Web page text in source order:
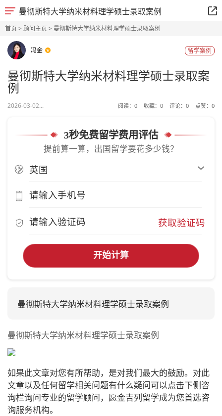
曼彻斯特大学纳米材料理学硕士录取案例
首页> 顾问主页> 曼彻斯特大学纳米材料理学硕士录取案例
冯金 留学案例
曼彻斯特大学纳米材料理学硕士录取案
例
2026-03-02... 阅读： 0 收藏： 0 评论： 0 点赞： 0
3秒免费留学费用评估
提前算一算，出国留学要花多少钱？
获取验证码
开始计算
曼彻斯特大学纳米材料理学硕士录取案例
曼彻斯特大学纳米材料理学硕士录取案例
如果此文章对您有所帮助，是对我们最大的鼓励。对此
文章以及任何留学相关问题有什么疑问可以点击下侧咨
询栏询问专业的留学顾问，愿金吉列留学成为您首选咨
询服务机构。